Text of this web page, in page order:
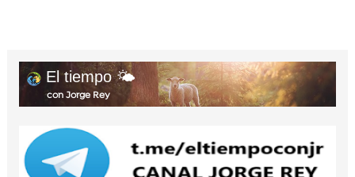
El tiempo 🌤️
con Jorge Rey